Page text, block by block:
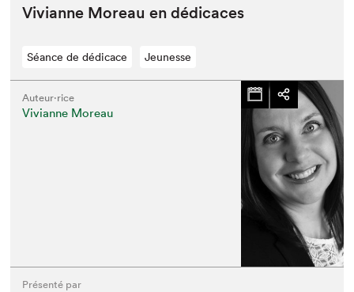
Vivianne More­au en dédicaces
Séance de dédicace Jeunesse
Auteur·rice
Vivianne Moreau
Présenté par